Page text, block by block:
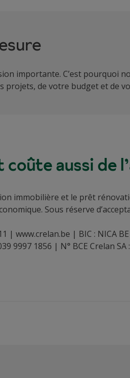
importante. C’est pourquoi
projets, de votre budget et de
aussi de
immobilière et le prêt
Sous réserve
| www.crelan.be | BIC : NICA
9997 1856 | N° BCE Crelan